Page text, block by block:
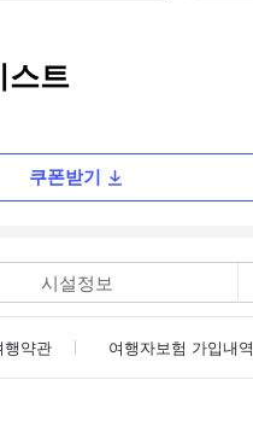
스트
쿠폰받기
시설정보
행약관 여행자보험 가입내역